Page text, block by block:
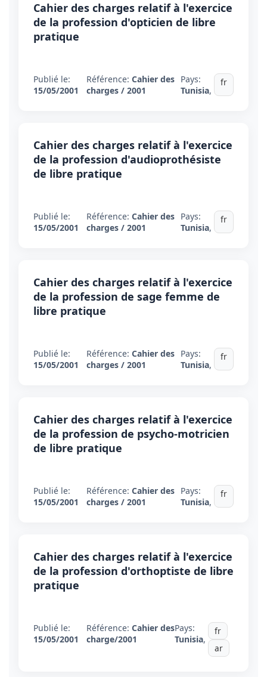
Cahier des charges relatif à l'exercice
de la profession d'opticien de libre
pratique
Publié le:
15/05/2001
Référence: Cahier des
charges / 2001
Pays:
Tunisia,
fr
Cahier des charges relatif à l'exercice
de la profession d'audioprothésiste
de libre pratique
Publié le:
15/05/2001
Référence: Cahier des
charges / 2001
Pays:
Tunisia,
fr
Cahier des charges relatif à l'exercice
de la profession de sage femme de
libre pratique
Publié le:
15/05/2001
Référence: Cahier des
charges / 2001
Pays:
Tunisia,
fr
Cahier des charges relatif à l'exercice
de la profession de psycho-motricien
de libre pratique
Publié le:
15/05/2001
Référence: Cahier des
charges / 2001
Pays:
Tunisia,
fr
Cahier des charges relatif à l'exercice
de la profession d'orthoptiste de libre
pratique
Publié le:
15/05/2001
Référence: Cahier des
charge/2001
Pays:
Tunisia,
fr
ar